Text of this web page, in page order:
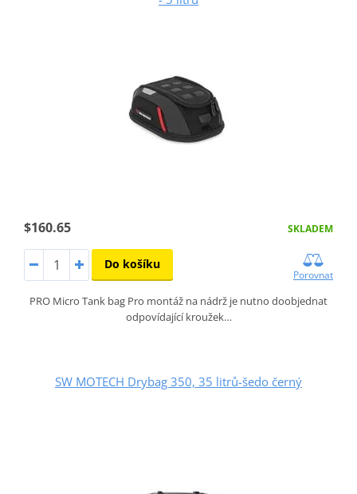
$160.65 SKLADEM
Do košíku
Porovnat
PRO Micro Tank bag Pro montáž na nádrž je nutno doobjednat
odpovídající kroužek…
SW MOTECH Drybag 350, 35 litrů-šedo černý